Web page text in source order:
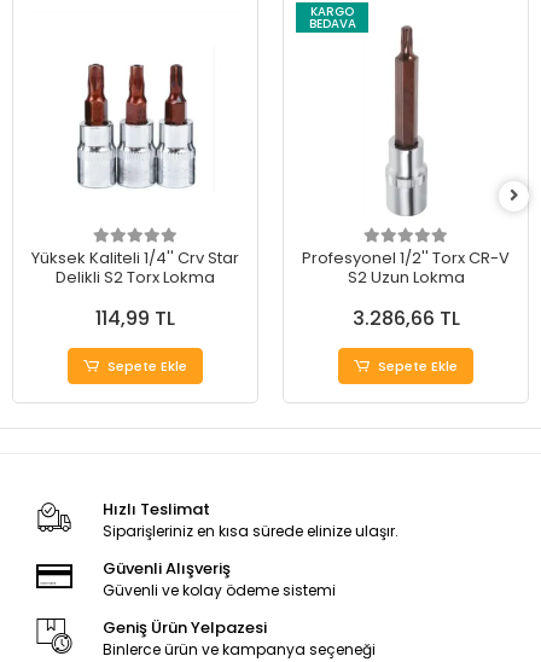
Yüksek Kaliteli 1/4'' Crv Star
Delikli S2 Torx Lokma
114,99 TL
Sepete Ekle
KARGO
BEDAVA
Profesyonel 1/2'' Torx CR-V
S2 Uzun Lokma
3.286,66 TL
Sepete Ekle
Hızlı Teslimat
Siparişleriniz en kısa sürede elinize ulaşır.
Güvenli Alışveriş
Güvenli ve kolay ödeme sistemi
Geniş Ürün Yelpazesi
Binlerce ürün ve kampanya seçeneği